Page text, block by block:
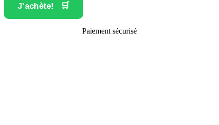
J’achète!
Paiement sécurisé